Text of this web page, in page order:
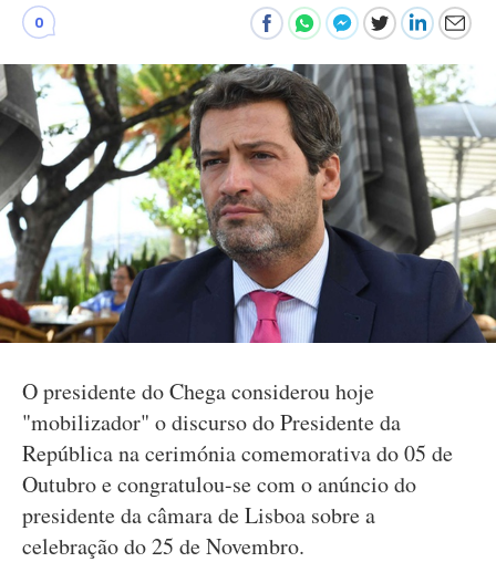
0
O presidente do Chega considerou hoje
"mobilizador" o discurso do Presidente da
República na cerimónia comemorativa do 05 de
Outubro e congratulou-se com o anúncio do
presidente da câmara de Lisboa sobre a
celebração do 25 de Novembro.